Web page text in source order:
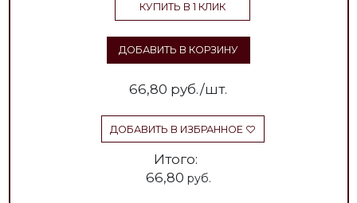
КУПИТЬ В 1 КЛИК
ДОБАВИТЬ В КОРЗИНУ
66,80 руб./шт.
ДОБАВИТЬ В ИЗБРАННОЕ
Итого:
66,80 руб.